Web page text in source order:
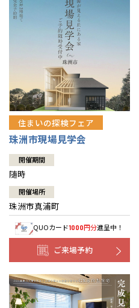
住まいの探検フェア
珠洲市現場見学会
開催期間
随時
開催場所
珠洲市真浦町
QUOカード1000円分進呈中！
ご来場予約